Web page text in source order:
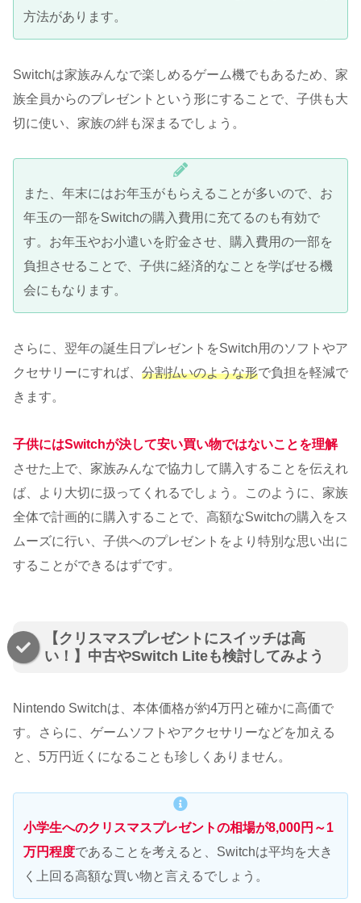
方法があります。
Switchは家族みんなで楽しめるゲーム機でもあるため、家
族全員からのプレゼントという形にすることで、子供も大
切に使い、家族の絆も深まるでしょう。
また、年末にはお年玉がもらえることが多いので、お
年玉の一部をSwitchの購入費用に充てるのも有効で
す。お年玉やお小遣いを貯金させ、購入費用の一部を
負担させることで、子供に経済的なことを学ばせる機
会にもなります。
さらに、翌年の誕生日プレゼントをSwitch用のソフトやア
クセサリーにすれば、 分割払いのような形で負担を軽減で
きます。
子供にはSwitchが決して安い買い物ではないことを理解
させた上で、家族みんなで協力して購入することを伝えれ
ば、より大切に扱ってくれるでしょう。このように、家族
全体で計画的に購入することで、高額なSwitchの購入をス
ムーズに行い、子供へのプレゼントをより特別な思い出に
することができるはずです。
【クリスマスプレゼントにスイッチは高
い！】中古やSwitch Liteも検討してみよう
Nintendo Switchは、本体価格が約4万円と確かに高価で
す。さらに、ゲームソフトやアクセサリーなどを加える
と、5万円近くになることも珍しくありません。
小学生へのクリスマスプレゼントの相場が8,000円～1
万円程度であることを考えると、Switchは平均を大き
く上回る高額な買い物と言えるでしょう。